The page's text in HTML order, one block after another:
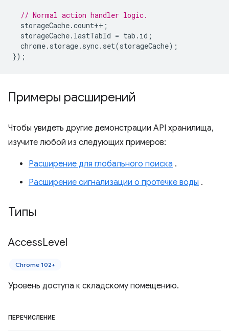
// Normal action handler logic.
storageCache.count++ ;
storageCache. lastTabId = tab . id ;
chrome. storage. sync. set(storageCache);
});
Примеры расширений
Чтобы увидеть другие демонстрации API хранилища,
изучите любой из следующих примеров:
Расширение для глобального поиска .
Расширение сигнализации о протечке воды .
Типы
AccessLevel
Chrome 102+
Уровень доступа к складскому помещению.
ПЕРЕЧИСЛЕНИЕ